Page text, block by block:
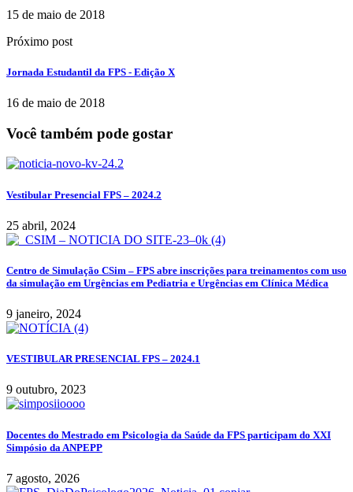
15 de maio de 2018
Próximo post
Jornada Estudantil da FPS - Edição X
16 de maio de 2018
Você também pode gostar
Vestibular Presencial FPS – 2024.2
25 abril, 2024
Centro de Simulação CSim – FPS abre inscrições para treinamentos com uso
da simulação em Urgências em Pediatria e Urgências em Clínica Médica
9 janeiro, 2024
VESTIBULAR PRESENCIAL FPS – 2024.1
9 outubro, 2023
Docentes do Mestrado em Psicologia da Saúde da FPS participam do XXI
Simpósio da ANPEPP
7 agosto, 2026